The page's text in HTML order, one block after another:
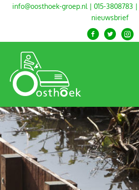
info@oosthoek-groep.nl | 015-3808783 |
nieuwsbrief